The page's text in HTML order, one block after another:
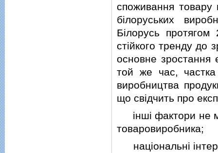
споживання товару
бiлоруських
Бiлорусь
стiйкого тренду до
основне зростання
той же час,
виробництва
що свiдчить про
iншi фактори не
товаровиробника;
нацiональнi